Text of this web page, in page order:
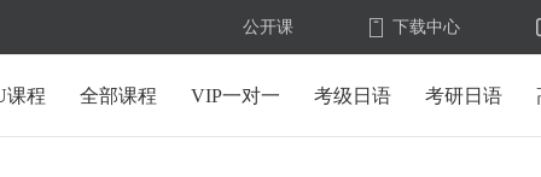
公开课 下载中心
课程 全部课程 VIP一对一 考级日语 考研日语